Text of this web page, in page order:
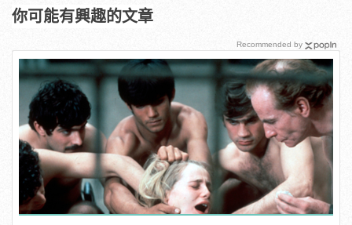
你可能有興趣的文章
Recommended by